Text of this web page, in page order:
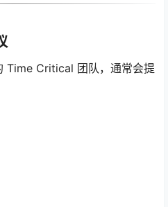
Time Critical 团队，通常会提